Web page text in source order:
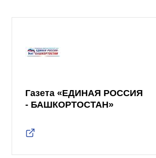
Газета «ЕДИНАЯ РОССИЯ
- БАШКОРТОСТАН»